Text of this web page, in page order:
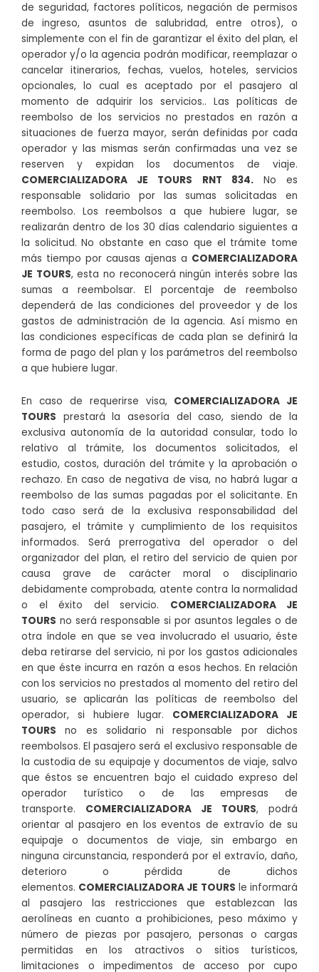
de seguridad, factores políticos, negación de permisos
de ingreso, asuntos de salubridad, entre otros), o
simplemente con el fin de garantizar el éxito del plan, el
operador y/o la agencia podrán modificar, reemplazar o
cancelar itinerarios, fechas, vuelos, hoteles, servicios
opcionales, lo cual es aceptado por el pasajero al
momento de adquirir los servicios.. Las políticas de
reembolso de los servicios no prestados en razón a
situaciones de fuerza mayor, serán definidas por cada
operador y las mismas serán confirmadas una vez se
reserven y expidan los documentos de viaje.
COMERCIALIZADORA JE TOURS RNT 834.No es
responsable solidario por las sumas solicitadas en
reembolso. Los reembolsos a que hubiere lugar, se
realizarán dentro de los 30 días calendario siguientes a
la solicitud. No obstante en caso que el trámite tome
más tiempo por causas ajenas a COMERCIALIZADORA
JE TOURS, esta no reconocerá ningún interés sobre las
sumas a reembolsar. El porcentaje de reembolso
dependerá de las condiciones del proveedor y de los
gastos de administración de la agencia. Así mismo en
las condiciones específicas de cada plan se definirá la
forma de pago del plan y los parámetros del reembolso
a que hubiere lugar.
En caso de requerirse visa, COMERCIALIZADORA JE
TOURS prestará la asesoría del caso, siendo de la
exclusiva autonomía de la autoridad consular, todo lo
relativo al trámite, los documentos solicitados, el
estudio, costos, duración del trámite y la aprobación o
rechazo. En caso de negativa de visa, no habrá lugar a
reembolso de las sumas pagadas por el solicitante. En
todo caso será de la exclusiva responsabilidad del
pasajero, el trámite y cumplimiento de los requisitos
informados. Será prerrogativa del operador o del
organizador del plan, el retiro del servicio de quien por
causa grave de carácter moral o disciplinario
debidamente comprobada, atente contra la normalidad
o el éxito del servicio. COMERCIALIZADORA JE
TOURS no será responsable si por asuntos legales o de
otra índole en que se vea involucrado el usuario, éste
deba retirarse del servicio, ni por los gastos adicionales
en que éste incurra en razón a esos hechos. En relación
con los servicios no prestados al momento del retiro del
usuario, se aplicarán las políticas de reembolso del
operador, si hubiere lugar. COMERCIALIZADORA JE
TOURS no es solidario ni responsable por dichos
reembolsos. El pasajero será el exclusivo responsable de
la custodia de su equipaje y documentos de viaje, salvo
que éstos se encuentren bajo el cuidado expreso del
operador turístico o de las empresas de
transporte. COMERCIALIZADORA JE TOURS, podrá
orientar al pasajero en los eventos de extravío de su
equipaje o documentos de viaje, sin embargo en
ninguna circunstancia, responderá por el extravío, daño,
deterioro o pérdida de dichos
elementos. COMERCIALIZADORA JE TOURS le informará
al pasajero las restricciones que establezcan las
aerolíneas en cuanto a prohibiciones, peso máximo y
número de piezas por pasajero, personas o cargas
permitidas en los atractivos o sitios turísticos,
limitaciones o impedimentos de acceso por cupo